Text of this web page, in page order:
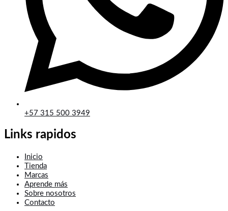
+57 315 500 3949
Links rapidos
Inicio
Tienda
Marcas
Aprende más
Sobre nosotros
Contacto